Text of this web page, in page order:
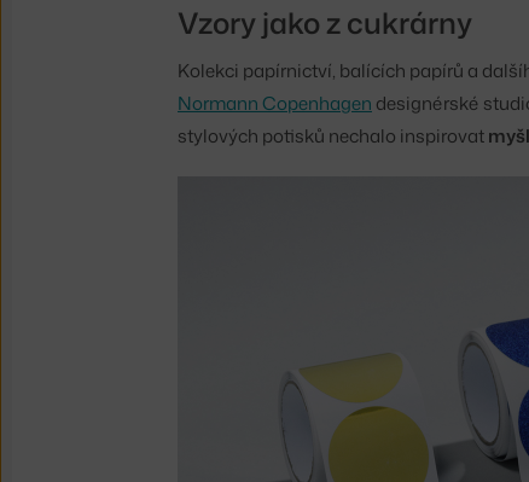
Vzory jako z cukrárny
Kolekci papírnictví, balících papírů a
Normann Copenhagen designérské
stylových potisků nechalo inspirovat